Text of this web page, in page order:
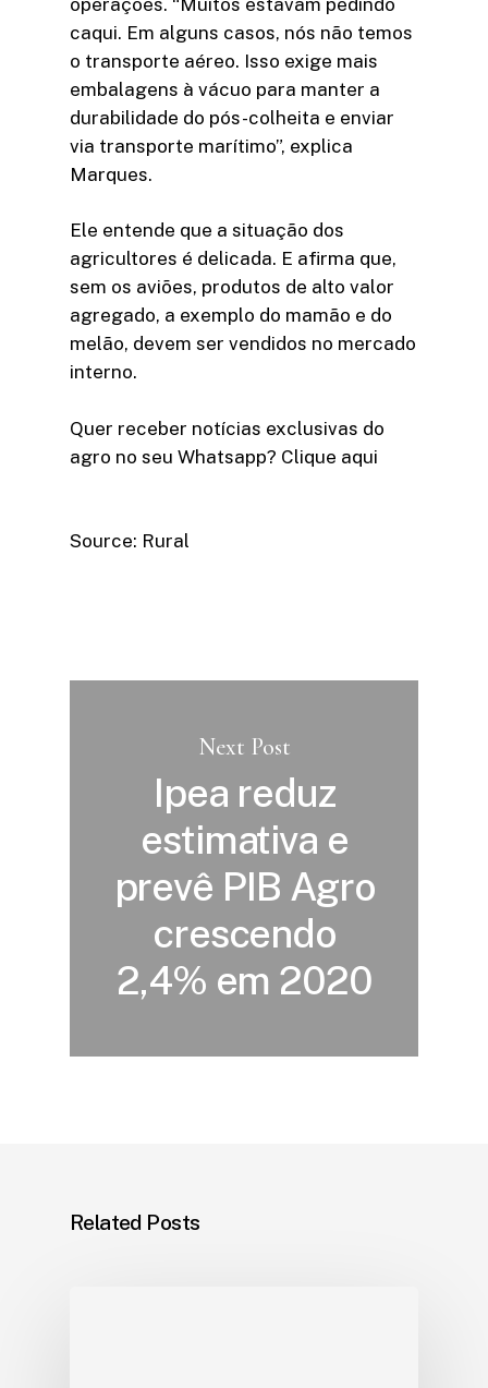
caqui. Em alguns casos, nós não temos
o transporte aéreo. Isso exige mais
embalagens à vácuo para manter a
durabilidade do pós-colheita e enviar
via transporte marítimo”, explica
Marques.
Ele entende que a situação dos
agricultores é delicada. E afirma que,
sem os aviões, produtos de alto valor
agregado, a exemplo do mamão e do
melão, devem ser vendidos no mercado
interno.
Quer receber notícias exclusivas do
agro no seu Whatsapp? Clique aqui
Source: Rural
Next Post
Ipea reduz
estimativa e
prevê PIB Agro
crescendo
2,4% em 2020
Related Posts